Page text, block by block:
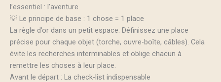
l’essentiel : l’aventure.
💡 Le principe de base : 1 chose = 1 place
La règle d’or dans un petit espace. Définissez une place
précise pour chaque objet (torche, ouvre-boîte, câbles). Cela
évite les recherches interminables et oblige chacun à
remettre les choses à leur place.
Avant le départ : La check-list indispensable